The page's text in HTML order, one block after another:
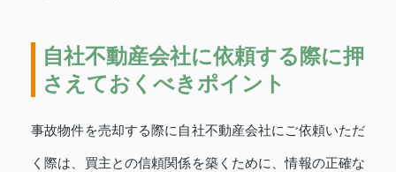
自社不動産会社に依頼する際に押
さえておくべきポイント
事故物件を売却する際に自社不動産会社にご依頼いただ
く際は、買主との信頼関係を築くために、情報の正確な